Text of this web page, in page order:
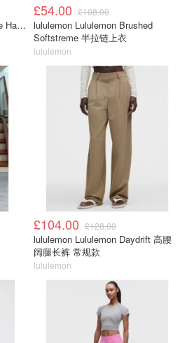
lululemon Brushed Softstreme Half Zip 半拉链上衣
£54.00 £108.00
lululemon Lululemon Brushed
Softstreme 半拉链上衣
lululemon
£104.00 £128.00
lululemon Lululemon Daydrift 高腰
阔腿长裤 常规款
lululemon